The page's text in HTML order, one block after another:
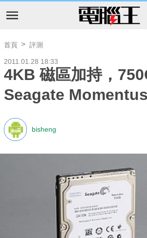
首頁 評測
2011.01.28 18:33
4KB 磁區加持，
Seagate
bisheng